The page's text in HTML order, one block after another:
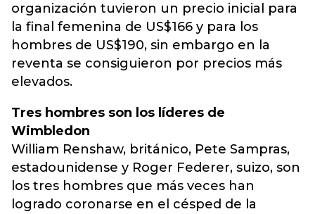
organización tuvieron un precio inicial para
la final femenina de US$166 y para los
hombres de US$190, sin embargo en la
reventa se consiguieron por precios más
elevados.
Tres hombres son los líderes de
Wimbledon
William Renshaw, británico, Pete Sampras,
estadounidense y Roger Federer, suizo, son
los tres hombres que más veces han
logrado coronarse en el césped de la